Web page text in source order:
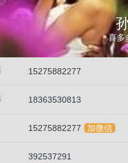
喜多
15275882277
18363530813
15275882277 加微信
392537291